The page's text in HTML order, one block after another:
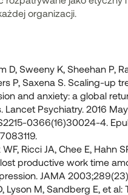
organizacji.
D, Sweeny K, Sheehan P,
P, Saxena S. Scaling-up
and anxiety: a global
Lancet Psychiatry. 2016
S2215-0366(16)30024-4.
Ricci JA, Chee E, Hahn
productive work time
JAMA
Lyson M, Sandberg E, et al: